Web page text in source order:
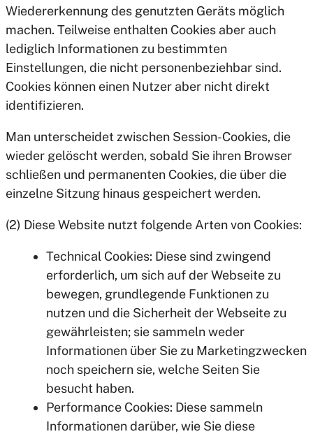
Wiedererkennung des genutzten Geräts möglich
machen. Teilweise enthalten Cookies aber auch
lediglich Informationen zu bestimmten
Einstellungen, die nicht personenbeziehbar sind.
Cookies können einen Nutzer aber nicht direkt
identifizieren.
Man unterscheidet zwischen Session-Cookies, die
wieder gelöscht werden, sobald Sie ihren Browser
schließen und permanenten Cookies, die über die
einzelne Sitzung hinaus gespeichert werden.
(2) Diese Website nutzt folgende Arten von Cookies:
Technical Cookies: Diese sind zwingend
erforderlich, um sich auf der Webseite zu
bewegen, grundlegende Funktionen zu
nutzen und die Sicherheit der Webseite zu
gewährleisten; sie sammeln weder
Informationen über Sie zu Marketingzwecken
noch speichern sie, welche Seiten Sie
besucht haben.
Performance Cookies: Diese sammeln
Informationen darüber, wie Sie diese